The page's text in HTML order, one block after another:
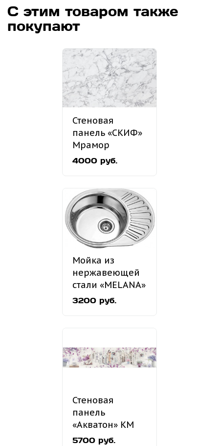
С этим товаром также
покупают
Стеновая
панель «СКИФ»
Мрамор
итальянский
4000 руб.
Мойка из
нержавеющей
стали «MELANA»
MLN-5745
3200 руб.
Стеновая
панель
«Акватон» КМ
55
5700 руб.